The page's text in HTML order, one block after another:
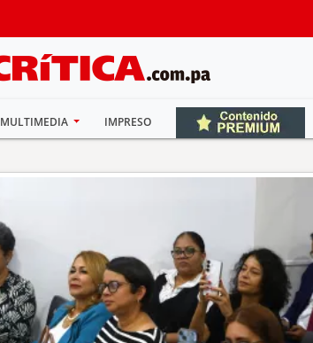
MULTIMEDIA IMPRESO